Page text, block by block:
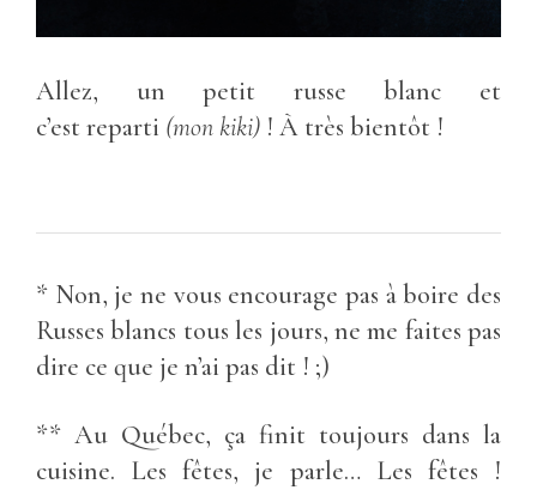
Allez, un petit russe blanc et
c’est reparti (mon kiki) ! À très bientôt !
* Non, je ne vous encourage pas à boire des
Russes blancs tous les jours, ne me faites pas
dire ce que je n’ai pas dit ! ;)
** Au Québec, ça finit toujours dans la
cuisine. Les fêtes, je parle… Les fêtes !